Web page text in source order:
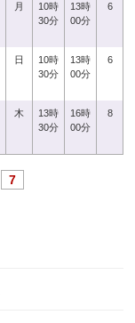
月
10時
30分
13時
00分
6
日
10時
30分
13時
00分
6
木
13時
30分
16時
00分
8
7